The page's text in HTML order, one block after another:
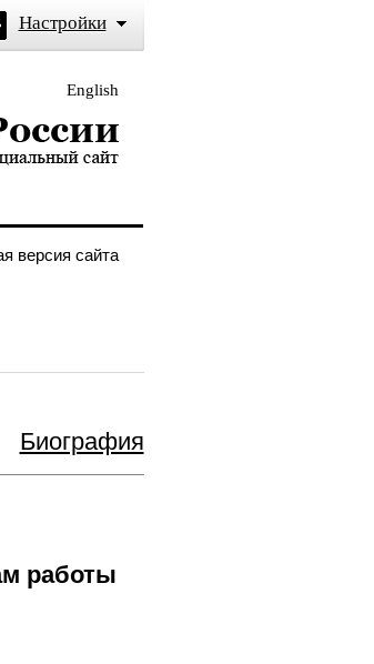
Настройки
English
сайт
версия сайта
Биография
работы